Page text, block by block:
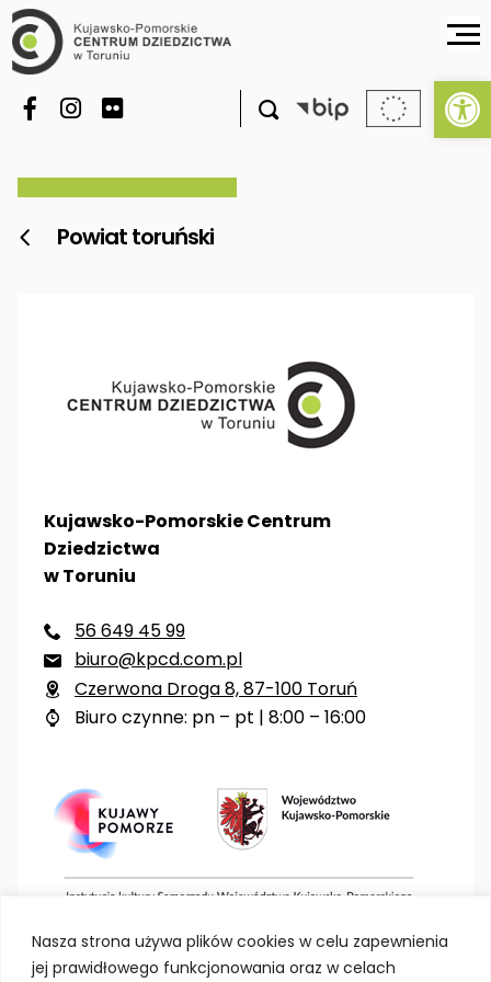
Nasza strona używa plików cookies w celu zapewnienia
jej prawidłowego funkcjonowania oraz w celach

 Powiat toruński
Kujawsko-Pomorskie Centrum
Dziedzictwa
w Toruniu
 56 649 45 99
 biuro@kpcd.com.pl
 Czerwona Droga 8, 87-100 Toruń
 Biuro czynne: pn – pt | 8:00 – 16:00